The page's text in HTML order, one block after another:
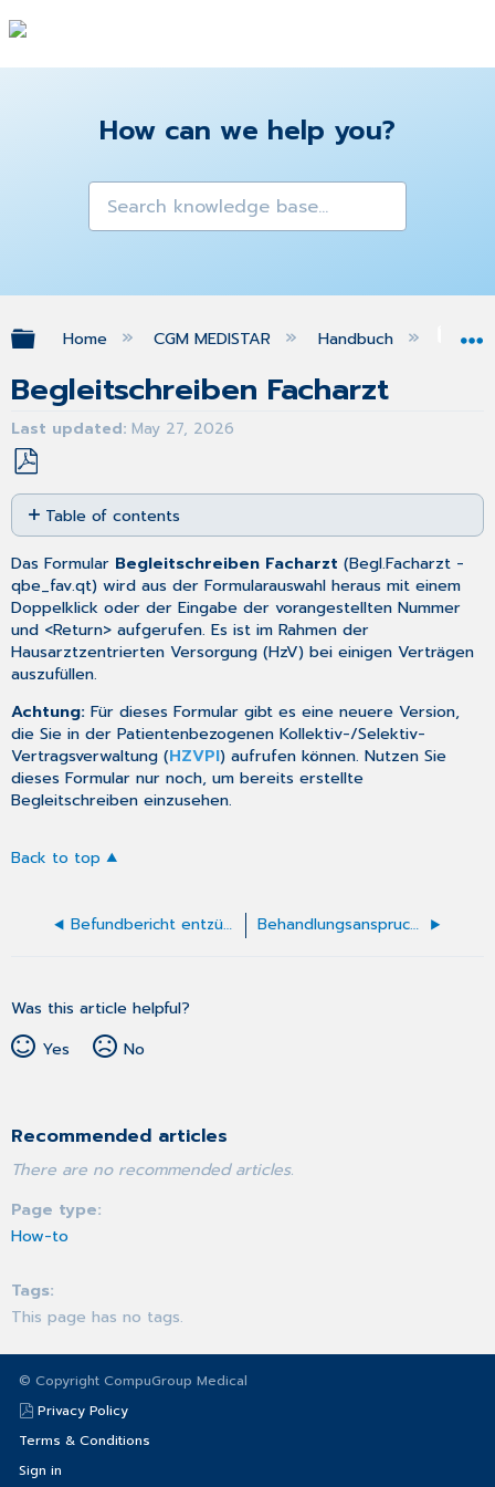
How can we help you?
Expand/collapse global hierarchy
Home CGM MEDISTAR Handbuch
Begleitschreiben Facharzt
Last updated May 27, 2026
Save
as
PDF
Table of contents
No
headers
Das Formular Begleitschreiben Facharzt (Begl.Facharzt -
qbe_fav.qt) wird aus derFormularauswahl heraus mit einem
Doppelklick oder der Eingabe der vorangestellten Nummer
und <Return> aufgerufen. Es ist im Rahmen der
Hausarztzentrierten Versorgung (HzV) bei einigen Verträgen
auszufüllen.
Achtung:Für dieses Formular gibt es eine neuere Version,
die Sie in derPatientenbezogenen Kollektiv-/Selektiv-
Vertragsverwaltung (HZVPI) aufrufen können. Nutzen Sie
dieses Formular nur noch, um bereits erstellte
Begleitschreiben einzusehen.
Back to top
Befundbericht entzündliche Gelenkerkrankungen ausfüllen Behandlungsanspruch von im Ausland Versicherten
Was this article helpful?
Yes
No
Recommended articles
There are no recommended articles.
Page type
How-to
Tags
This page has no tags.
© Copyright CompuGroup Medical
Privacy Policy
Terms & Conditions
Sign in